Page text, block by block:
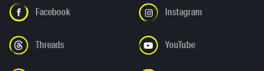
Facebook Instagram
Threads YouTube